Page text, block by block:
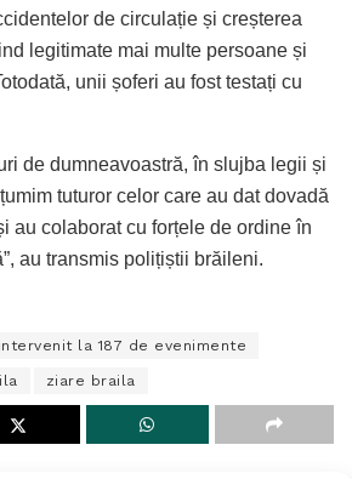
de circulație și creșterea
legitimate mai multe persoane și
unii șoferi au fost testați cu
de dumneavoastră, în slujba legii și
tuturor celor care au dat dovadă
au colaborat cu forțele de ordine în
au transmis polițiștii brăileni.
la 187 de evenimente
ziare braila